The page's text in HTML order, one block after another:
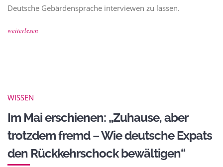
Deutsche Gebärdensprache interviewen zu lassen.
weiterlesen
WISSEN
Im Mai erschienen: „Zuhause, aber
trotzdem fremd – Wie deutsche Expats
den Rückkehrschock bewältigen“